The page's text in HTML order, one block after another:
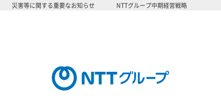
災害等に関する重要なお知らせ NTTグループ中期経営戦略